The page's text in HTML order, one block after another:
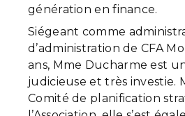
génération en finance.
Siégeant comme
d’administration de CFA
ans, Mme Ducharme est
judicieuse et très investie.
Comité de planification